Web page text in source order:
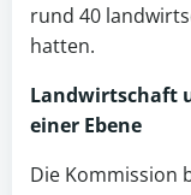
rund 40
hatten.
Landwirtschaft
einer Ebene
Die Kommission